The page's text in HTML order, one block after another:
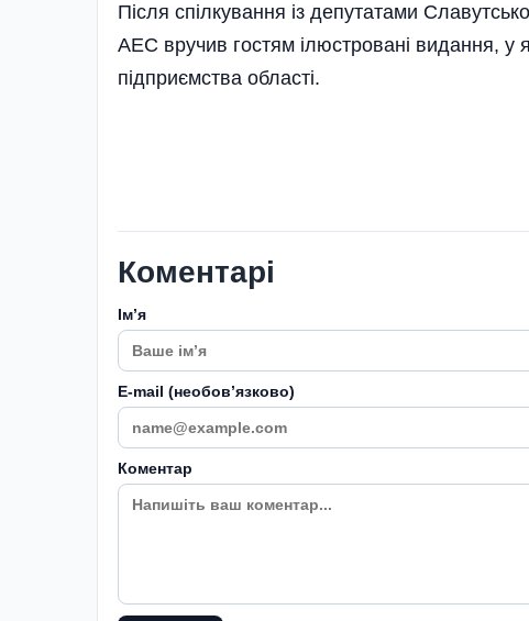
Після спілкування із депутатами
АЕС вручив гостям ілюстровані видання, у
підприємства області.
Коментарі
Імʼя
E-mail (необовʼязково)
Коментар